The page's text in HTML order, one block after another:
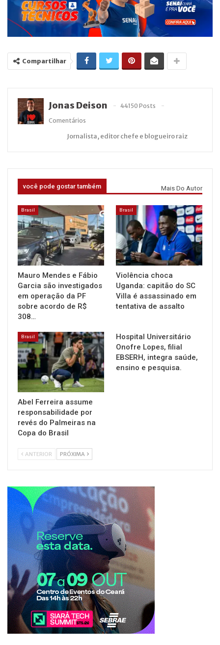
Compartilhar
Jonas Deison
44150 Posts
Comentários
Jornalista, editor chefe e blogueiro raiz
você pode gostar também Mais Do Autor
Brasil
Mauro Mendes e Fábio
Garcia são investigados
em operação da PF
sobre acordo de R$
308…
Brasil
Violência choca
Uganda: capitão do SC
Villa é assassinado em
tentativa de assalto
Brasil
Abel Ferreira assume
responsabilidade por
revés do Palmeiras na
Copa do Brasil
Hospital Universitário
Onofre Lopes, filial
EBSERH, integra saúde,
ensino e pesquisa.
ANTERIOR PRÓXIMA